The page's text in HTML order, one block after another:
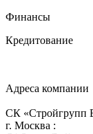
Финансы
Кредитование
Адреса компании
СК «Стройгрупп
г. Москва :